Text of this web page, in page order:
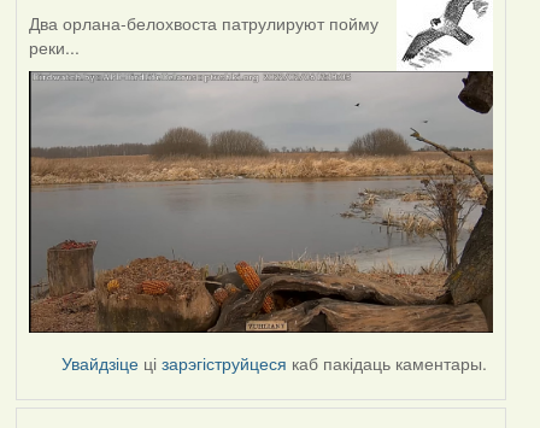
Два орлана-белохвоста патрулируют пойму
реки...
Увайдзіце цізарэгіструйцеся каб пакідаць каментары.